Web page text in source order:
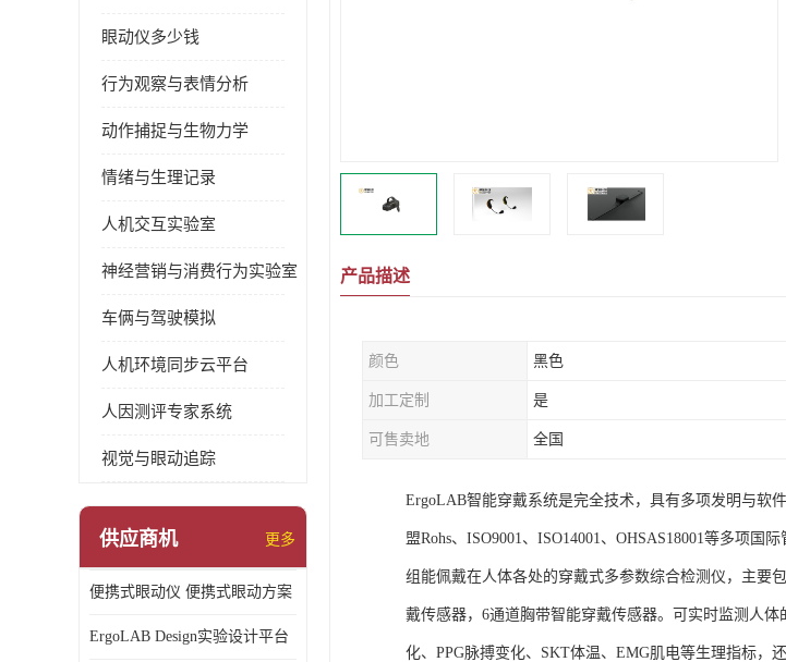
眼动仪多少钱
行为观察与表情分析
动作捕捉与生物力学
情绪与生理记录
人机交互实验室
神经营销与消费行为实验室
车俩与驾驶模拟
人机环境同步云平台
人因测评专家系统
视觉与眼动追踪
供应商机 更多
便携式眼动仪 便携式眼动方案
ErgoLAB Design实验设计平台
产品描述
颜色 黑色
加工定制 是
可售卖地 全国
ErgoLAB智能穿戴系统是完全技术，具有多项发明与软
盟Rohs、ISO9001、ISO14001、OHSAS18001等多项
组能佩戴在人体各处的穿戴式多参数综合检测仪，主要
戴传感器，6通道胸带智能穿戴传感器。可实时监测人体
化、PPG脉搏变化、SKT体温、EMG肌电等生理指标，